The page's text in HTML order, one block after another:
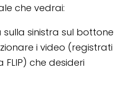
che vedrai:
sulla sinistra sul bottone
i video (registrati
che desideri